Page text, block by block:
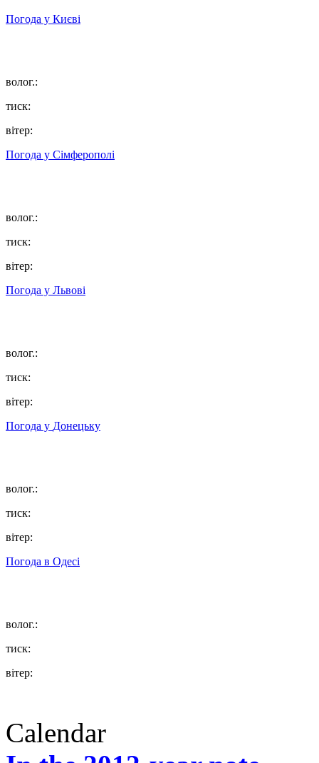
Погода у Києві
волог.:
тиск:
вітер:
Погода у Сімферополі
волог.:
тиск:
вітер:
Погода у Львові
волог.:
тиск:
вітер:
Погода у Донецьку
волог.:
тиск:
вітер:
Погода в Одесі
волог.:
тиск:
вітер:
Calendar